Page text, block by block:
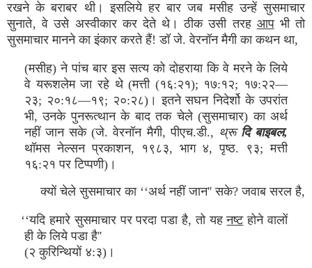
रखने के बराबर थी। इसलिये हर बार जब मसीह उन्हें सुसमाचार
सुनाते‚ वे उसे अस्वीकार कर देते थे। ठीक उसी तरह आपभी तो
सुसमाचार मानने का इंकार करते हैं! डॉ जे. वेरनॉन मैगी का कथन था,
(मसीह) ने पांच बार इस सत्य को दोहराया कि वे मरने के लिये
वे यरूशलेम जा रहे थे (मत्ती (१६:२१); १७:१२; १७:२२—
२३; २०:१८—१९; २०:२८)। इतने सघन निदेर्शो के उपरांत
भी, उनके पुनरूत्थान के बाद तक चेले (सुसमाचार) का अर्थ
नहीं जान सके (जे. वेरनॉन मैगी, पीएच.डी., थ्रू दि बाइबल,
थॉमस नेल्सन प्रकाशन, १९८३, भाग ४, पृष्ठ. ९३; मत्ती
१६:२१ पर टिप्पणी)।
क्यों चेले सुसमाचार का ‘‘अर्थ नहीं जान'' सके? जवाब सरल है,
‘‘यदि हमारे सुसमाचार पर परदा पडा है, तो यहनष्टहोने वालों
ही के लिये पडा है''
(२ कुरिन्थियों ४:३)।